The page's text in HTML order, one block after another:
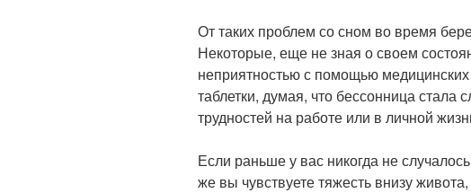
От таких проблем со сном во время
Некоторые, еще не зная о своем
неприятностью с помощью
таблетки, думая, что бессонница стала
трудностей на работе или в личной
Если раньше у вас никогда не
же вы чувствуете тяжесть внизу